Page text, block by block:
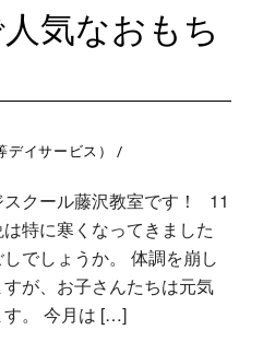
気なおもち
イサービス）
クール藤沢教室です！ 11
特に寒くなってきました
でしょうか。 体調を崩し
が、お子さんたちは元気
す。 今月は […]